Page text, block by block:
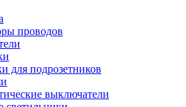
проводов
для подрозетников
выключатели